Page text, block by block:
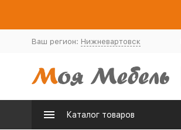
Ваш регион: Нижневартовск
Каталог товаров